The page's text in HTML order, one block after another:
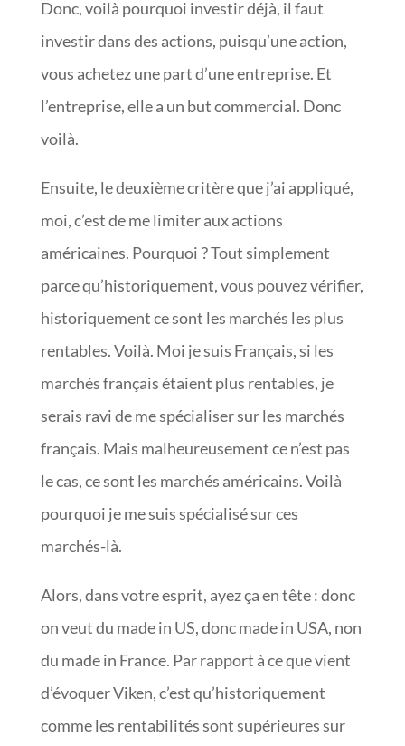
Donc, voilà pourquoi investir déjà, il faut
investir dans des actions, puisqu’une action,
vous achetez une part d’une entreprise. Et
l’entreprise, elle a un but commercial. Donc
voilà.
Ensuite, le deuxième critère que j’ai appliqué,
moi, c’est de me limiter aux actions
américaines. Pourquoi ? Tout simplement
parce qu’historiquement, vous pouvez vérifier,
historiquement ce sont les marchés les plus
rentables. Voilà. Moi je suis Français, si les
marchés français étaient plus rentables, je
serais ravi de me spécialiser sur les marchés
français. Mais malheureusement ce n’est pas
le cas, ce sont les marchés américains. Voilà
pourquoi je me suis spécialisé sur ces
marchés-là.
Alors, dans votre esprit, ayez ça en tête : donc
on veut du made in US, donc made in USA, non
du made in France. Par rapport à ce que vient
d’évoquer Viken, c’est qu’historiquement
comme les rentabilités sont supérieures sur